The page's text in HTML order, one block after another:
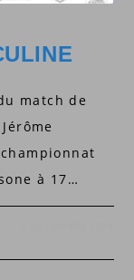
match de
à 17…